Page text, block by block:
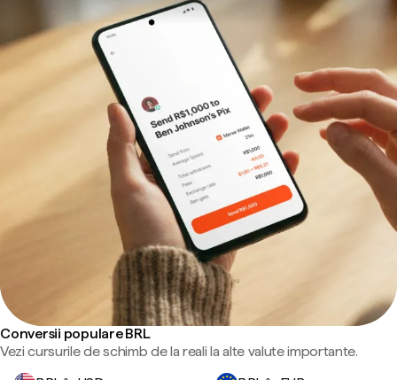
Conversii populare BRL
Vezi cursurile de schimb de la reali la alte valute importante.